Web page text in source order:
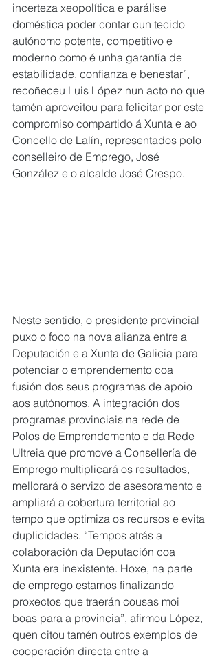
incerteza xeopolítica e parálise
doméstica poder contar cun tecido
autónomo potente, competitivo e
moderno como é unha garantía de
estabilidade, confianza e benestar”,
recoñeceu Luis López nun acto no que
tamén aproveitou para felicitar por este
compromiso compartido á Xunta e ao
Concello de Lalín, representados polo
conselleiro de Emprego, José
González e o alcalde José Crespo.
Neste sentido, o presidente provincial
puxo o foco na nova alianza entre a
Deputación e a Xunta de Galicia para
potenciar o emprendemento coa
fusión dos seus programas de apoio
aos autónomos. A integración dos
programas provinciais na rede de
Polos de Emprendemento e da Rede
Ultreia que promove a Consellería de
Emprego multiplicará os resultados,
mellorará o servizo de asesoramento e
ampliará a cobertura territorial ao
tempo que optimiza os recursos e evita
duplicidades. “Tempos atrás a
colaboración da Deputación coa
Xunta era inexistente. Hoxe, na parte
de emprego estamos finalizando
proxectos que traerán cousas moi
boas para a provincia”, afirmou López,
quen citou tamén outros exemplos de
cooperación directa entre a